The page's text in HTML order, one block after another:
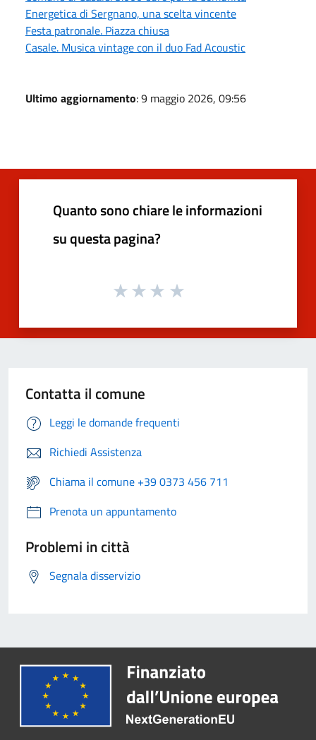
Energetica di Sergnano, una scelta vincente
Festa patronale. Piazza chiusa
Casale. Musica vintage con il duo Fad Acoustic
Ultimo aggiornamento: 9 maggio 2026, 09:56
Quanto sono chiare le informazioni
su questa pagina?
Contatta il comune
Leggi le domande frequenti
Richiedi Assistenza
Chiama il comune +39 0373 456 711
Prenota un appuntamento
Problemi in città
Segnala disservizio